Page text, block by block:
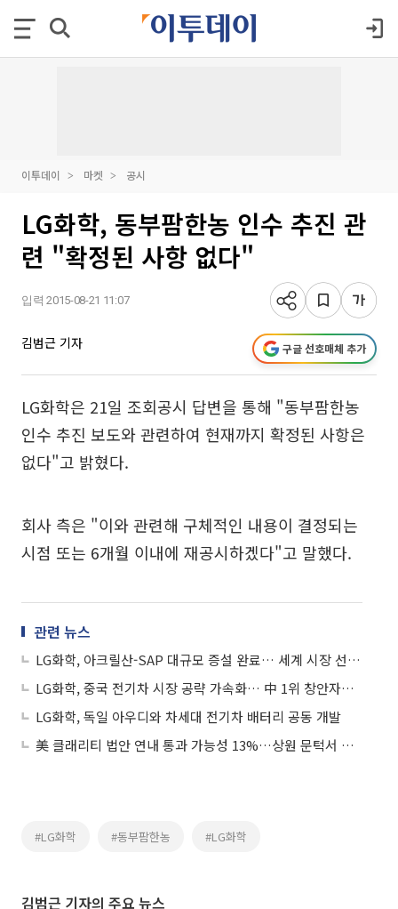
이투데이 마켓 공시
LG화학, 동부팜한농 인수 추진 관
련 "확정된 사항 없다"
입력 2015-08-21 11:07
김범근 기자 구글 선호매체 추가
LG화학은 21일 조회공시 답변을 통해 "동부팜한농
인수 추진 보도와 관련하여 현재까지 확정된 사항은
없다"고 밝혔다.
회사 측은 "이와 관련해 구체적인 내용이 결정되는
시점 또는 6개월 이내에 재공시하겠다"고 말했다.
관련 뉴스
LG화학, 아크릴산-SAP 대규모 증설 완료… 세계 시장 선도사업 육성
LG화학, 중국 전기차 시장 공략 가속화… 中 1위 창안자동차에 배터리 공급
LG화학, 독일 아우디와 차세대 전기차 배터리 공동 개발
美 클래리티 법안 연내 통과 가능성 13%…상원 문턱서 제동
#LG화학 #동부팜한농 #LG화학
김범근 기자의 주요 뉴스